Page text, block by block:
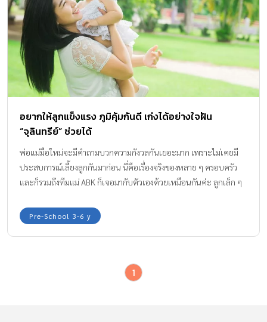
อยากให้ลูกแข็งแรง ภูมิคุ้มกันดี เก่งได้อย่างใจฝัน
“จุลินทรีย์” ช่วยได้
พ่อแม่มือใหม่จะมีคำถามบวกความกังวลกันเยอะมาก เพราะไม่เคยมี
ประสบการณ์เลี้ยงลูกกันมาก่อน นี่คือเรื่องจริงของหลาย ๆ ครอบครัว
และก็รวมถึงทีมแม่ ABK ก็เจอมากับตัวเองด้วยเหมือนกันค่ะ ลูกเล็ก ๆ
ลูกยังบอกเราไม่ได้
Pre-School 3-6 y
1